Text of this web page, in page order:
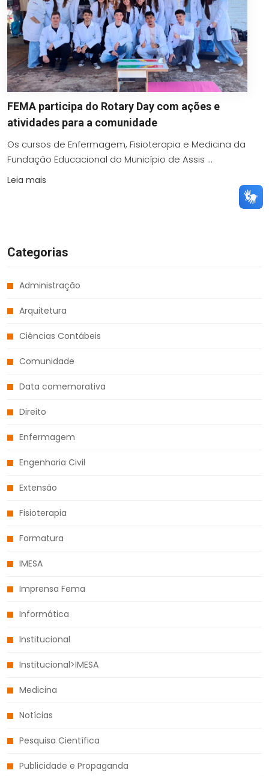
FEMA participa do Rotary Day com ações e
atividades para a comunidade
Os cursos de Enfermagem, Fisioterapia e Medicina da
Fundação Educacional do Município de Assis ...
Leia mais
Categorias
Administração
Arquitetura
Ciências Contábeis
Comunidade
Data comemorativa
Direito
Enfermagem
Engenharia Civil
Extensão
Fisioterapia
Formatura
IMESA
Imprensa Fema
Informática
Institucional
Institucional>IMESA
Medicina
Notícias
Pesquisa Científica
Publicidade e Propaganda